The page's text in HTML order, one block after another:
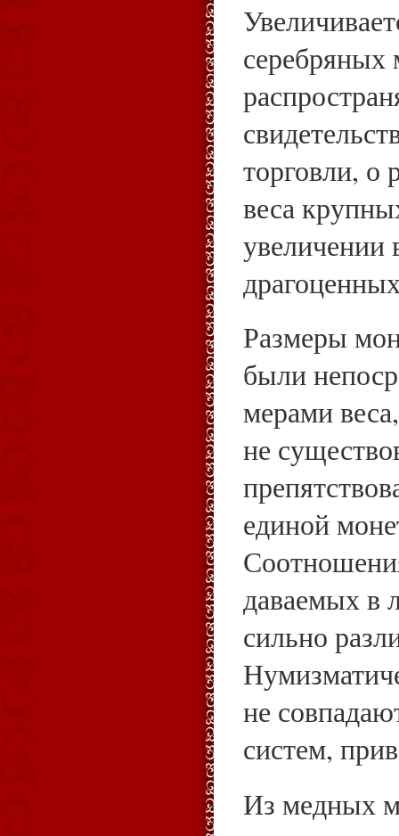
серебряных
торговли, о
веса
увеличении
Размеры
были
мерами
не
единой
даваемых в
сильно
не
систем,
Из медных